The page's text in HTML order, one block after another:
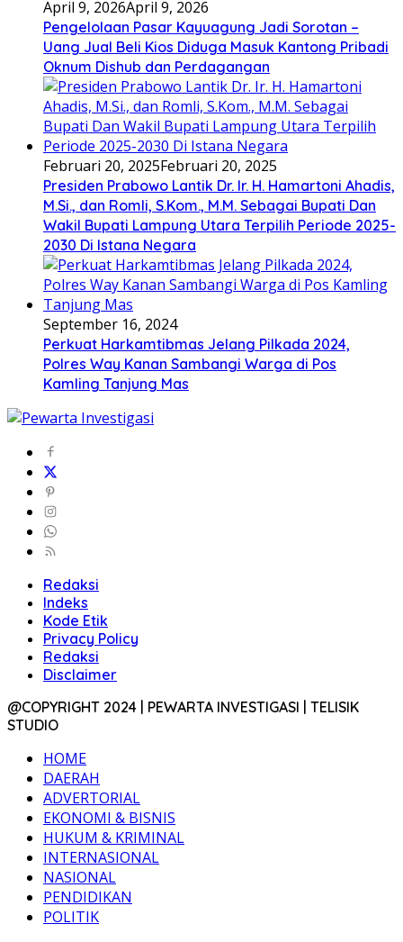
April 9, 2026April 9, 2026
Pengelolaan Pasar Kayuagung Jadi Sorotan –
Uang Jual Beli Kios Diduga Masuk Kantong Pribadi
Oknum Dishub dan Perdagangan
Februari 20, 2025Februari 20, 2025
Presiden Prabowo Lantik Dr. Ir. H. Hamartoni Ahadis,
M.Si., dan Romli, S.Kom., M.M. Sebagai Bupati Dan
Wakil Bupati Lampung Utara Terpilih Periode 2025-
2030 Di Istana Negara
September 16, 2024
Perkuat Harkamtibmas Jelang Pilkada 2024,
Polres Way Kanan Sambangi Warga di Pos
Kamling Tanjung Mas
Redaksi
Indeks
Kode Etik
Privacy Policy
Redaksi
Disclaimer
@COPYRIGHT 2024 | PEWARTA INVESTIGASI | TELISIK
STUDIO
HOME
DAERAH
ADVERTORIAL
EKONOMI & BISNIS
HUKUM & KRIMINAL
INTERNASIONAL
NASIONAL
PENDIDIKAN
POLITIK